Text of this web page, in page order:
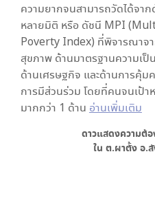
ความยากจนสามารถวัดได้จา
หลายมิติ หรือ ดัชนี MPI
Poverty Index) ที่พิจารณาจ
สุขภาพ ด้านมาตรฐานความเ
ด้านเศรษฐกิจ และด้านการคุ้ม
การมีส่วนร่วม โดยที่คนจนเป้
มากกว่า 1 ด้าน อ่านเพิ่มเติม
ดาวแสดงความต้
ใน ต.ผาตั้ง อ.